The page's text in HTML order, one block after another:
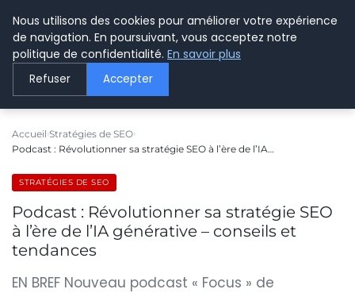
LE WEBMARKETING
Accueil Stratégies de SEO
Podcast : Révolutionner sa stratégie SEO à l’ère de l’IA…
STRATÉGIES DE SEO
Podcast : Révolutionner sa stratégie SEO
à l’ère de l’IA générative – conseils et
tendances
EN BREF Nouveau podcast « Focus » de
Nous utilisons des cookies pour améliorer votre expérience
de navigation. En poursuivant, vous acceptez notre
politique de confidentialité. En savoir plus
Refuser Accepter